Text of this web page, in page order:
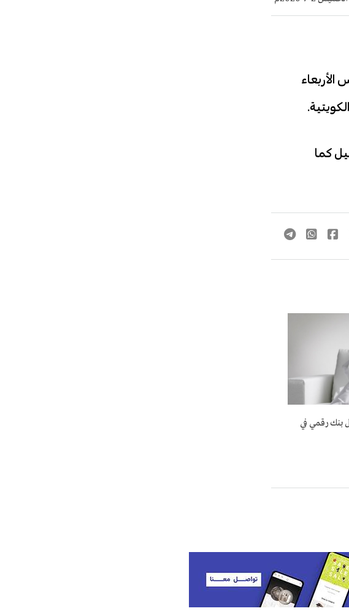
يوم أمس الأربعاء
لتبلغ 57ر71 دولار للبرميل كما
بنك رقمي في